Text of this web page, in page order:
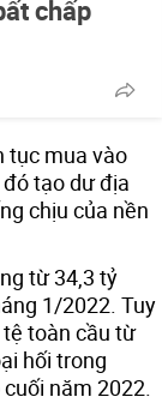
chấp
tục mua vào
tạo dư địa
chịu của nền
từ 34,3 tỷ
1/2022. Tuy
toàn cầu từ
hối trong
năm 2022.